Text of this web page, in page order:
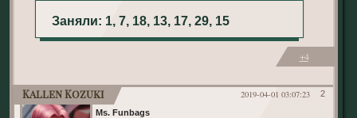
Заняли: 1, 7, 18, 13, 17, 29, 15
+4
2
2019-04-01 03:07:23
Kallen Kozuki
Ms. Funbags